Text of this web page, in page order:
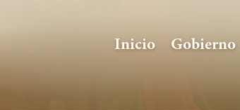
Inicio Gobierno